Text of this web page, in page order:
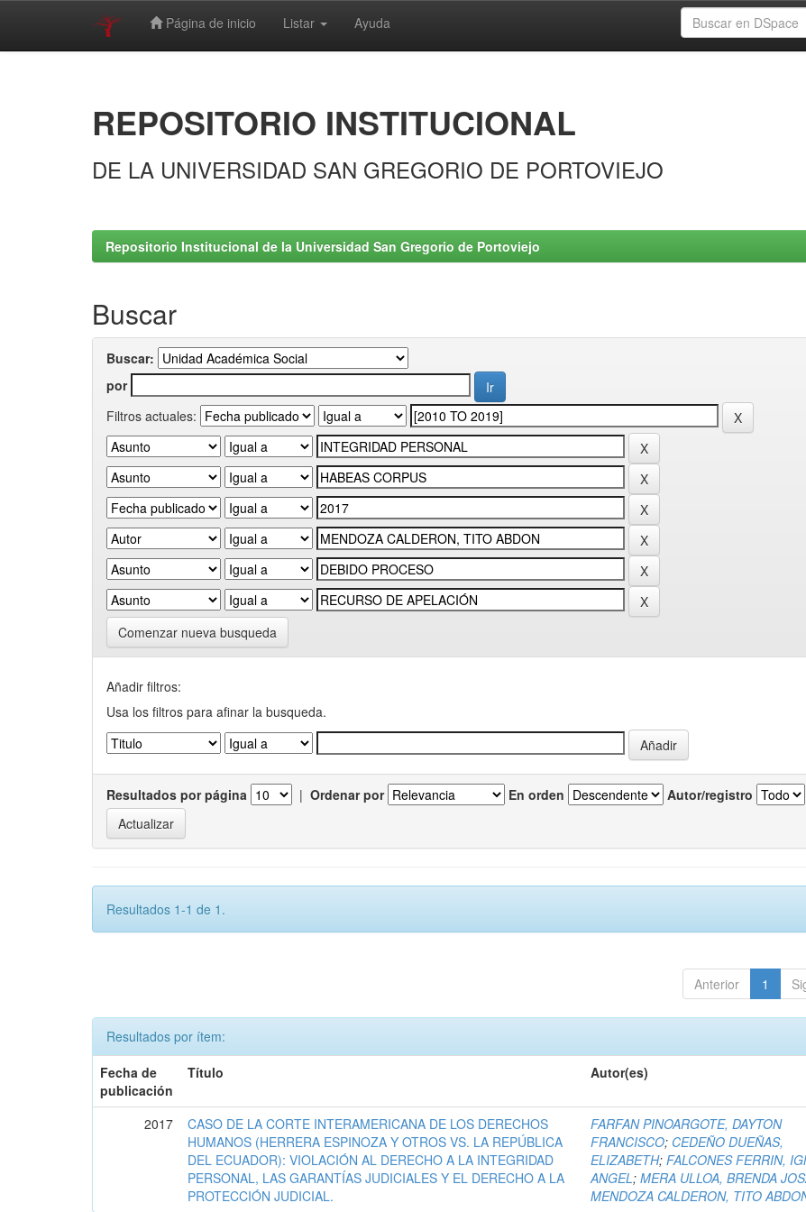
Página de inicio Listar Ayuda
REPOSITORIO INSTITUCIONAL
DE LA UNIVERSIDAD SAN GREGORIO DE PORTOVIEJO
Repositorio Institucional de la Universidad San Gregorio de Portoviejo
Buscar
Buscar:
por
Filtros actuales:
Comenzar nueva busqueda
Añadir filtros:
Usa los filtros para afinar la busqueda.
Resultados por página | Ordenar por En orden Autor/registro
Resultados 1-1 de 1.
Anterior 1
Resultados por ítem:
Fecha de
publicación
Título Autor(es)
2017
CASO DE LA CORTE INTERAMERICANA DE LOS DERECHOS
HUMANOS (HERRERA ESPINOZA Y OTROS VS. LA REPÚBLICA
DEL ECUADOR): VIOLACIÓN AL DERECHO A LA INTEGRIDAD
PERSONAL, LAS GARANTÍAS JUDICIALES Y EL DERECHO A LA
PROTECCIÓN JUDICIAL.
FARFAN PINOARGOTE, DAYTON
FRANCISCO; CEDEÑO DUEÑAS,
ELIZABETH;FALCONES FERRIN,
ANGEL;MERA ULLOA, BRENDA
MENDOZA CALDERON, TITO